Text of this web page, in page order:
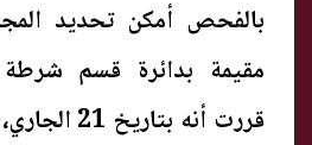
بالفحص أمكن تحديد
مقيمة بدائرة قسم شرطة
قررت أنه